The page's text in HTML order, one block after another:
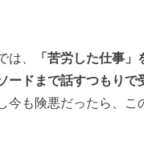
は、
「苦労した仕事
ードまで話すつもりで
今も険悪だったら、こ